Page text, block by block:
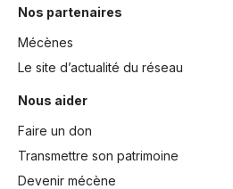
Nos partenaires
Mécènes
Le site d’actualité du réseau
Nous aider
Faire un don
Transmettre son patrimoine
Devenir mécène